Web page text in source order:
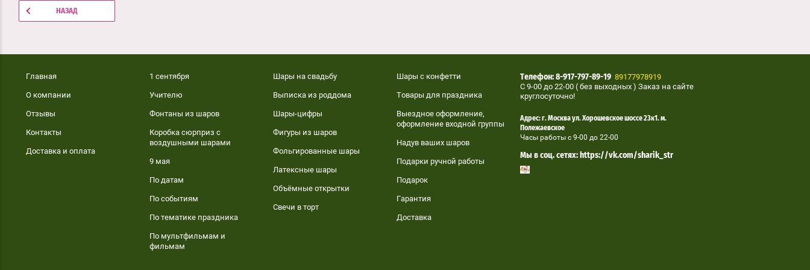
НАЗАД
Главная
О компании
Отзывы
Контакты
Доставка и оплата
1 сентября
Учителю
Фонтаны из шаров
Коробка сюрприз с
воздушными шарами
9 мая
По датам
По событиям
По тематике праздника
По мультфильмам и
фильмам
Шары на свадьбу
Выписка из роддома
Шары-цифры
Фигуры из шаров
Фольгированные шары
Латексные шары
Объёмные открытки
Свечи в торт
Шары с конфетти
Товары для праздника
Выездное оформление,
оформление входной группы
Надув ваших шаров
Подарки ручной работы
Подарок
Гарантия
Доставка
Телефон: 8-917-797-89-19 89177978919
C 9-00 до 22-00 ( без выходных ) Заказ на сайте
круглосуточно!
Адрес: г. Москва ул. Хорошевское шоссе 23к1. м.
Полежаевское
Часы работы с 9-00 до 22-00
Мы в соц. сетях: https://vk.com/sharik_str